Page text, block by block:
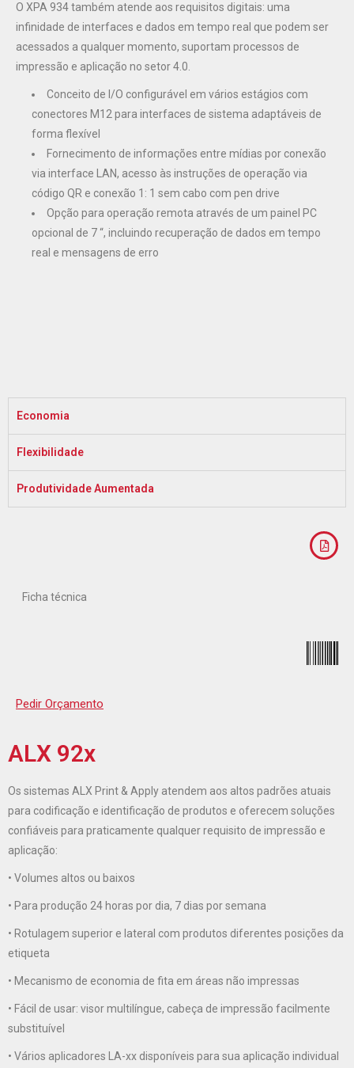
O XPA 934 também atende aos requisitos digitais: uma
infinidade de interfaces e dados em tempo real que podem ser
acessados a qualquer momento, suportam processos de
impressão e aplicação no setor 4.0.
Conceito de I/O configurável em vários estágios com
conectores M12 para interfaces de sistema adaptáveis de
forma flexível
Fornecimento de informações entre mídias por conexão
via interface LAN, acesso às instruções de operação via
código QR e conexão 1: 1 sem cabo com pen drive
Opção para operação remota através de um painel PC
opcional de 7 “, incluindo recuperação de dados em tempo
real e mensagens de erro
Economia
Flexibilidade
Produtividade Aumentada
Ficha técnica
Pedir Orçamento
ALX 92x
Os sistemas ALX Print & Apply atendem aos altos padrões atuais
para codificação e identificação de produtos e oferecem soluções
confiáveis para praticamente qualquer requisito de impressão e
aplicação:
• Volumes altos ou baixos
• Para produção 24 horas por dia, 7 dias por semana
• Rotulagem superior e lateral com produtos diferentes posições da
etiqueta
• Mecanismo de economia de fita em áreas não impressas
• Fácil de usar: visor multilíngue, cabeça de impressão facilmente
substituível
• Vários aplicadores LA-xx disponíveis para sua aplicação individual